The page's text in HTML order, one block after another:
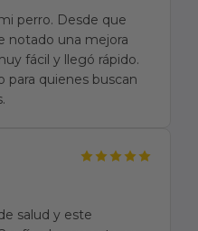
perro. Desde que
notado una mejora
fácil y llegó rápido.
quienes buscan
salud y este